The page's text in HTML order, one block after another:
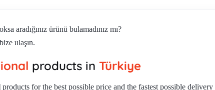
aradığınız ürünü bulamadınız mı?
ulaşın.
products in Türkiye
products for the best possible price and the fastest possible